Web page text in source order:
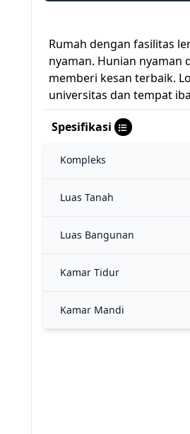
Rumah dengan fasilitas
nyaman. Hunian nyaman
memberi kesan terbaik.
universitas dan tempat
Spesifikasi
Kompleks
Luas Tanah
Luas Bangunan
Kamar Tidur
Kamar Mandi